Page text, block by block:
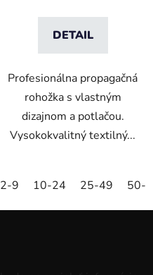
50-99 100-249 250-499
DETAIL
Profesionálna propagačná
rohožka s vlastným
dizajnom a potlačou.
Vysokokvalitný textilný...
2-9 10-24 25-49 50-